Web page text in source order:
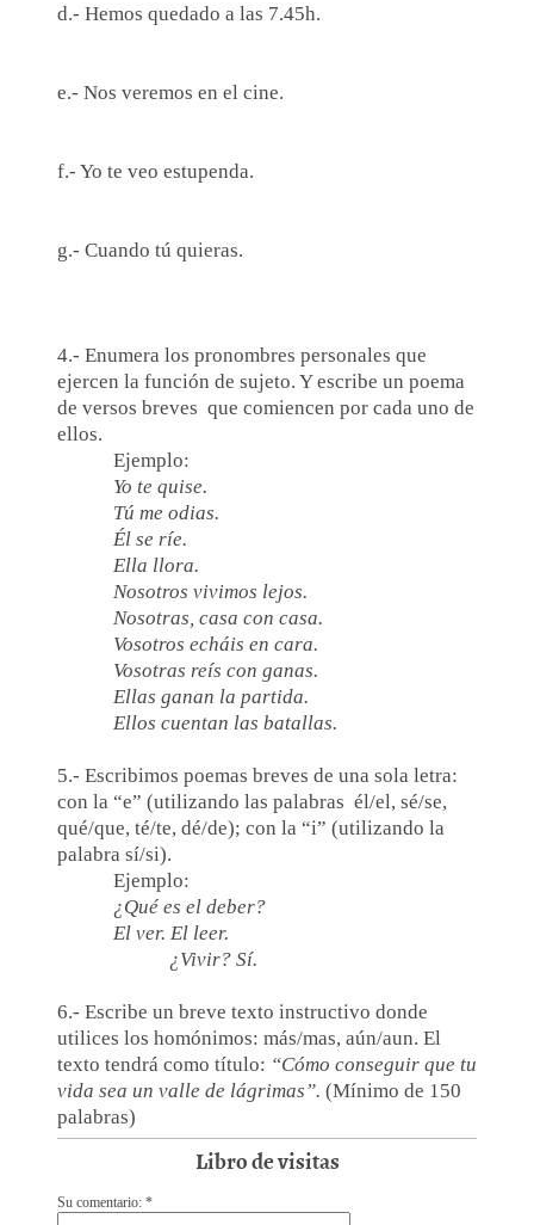
d.- Hemos quedado a las 7.45h.
e.- Nos veremos en el cine.
f.- Yo te veo estupenda.
g.- Cuando tú quieras.
4.- Enumera los pronombres personales que
ejercen la función de sujeto. Y escribe un poema
de versos breves que comiencen por cada uno de
ellos.
Ejemplo:
Yo te quise.
Tú me odias.
Él se ríe.
Ella llora.
Nosotros vivimos lejos.
Nosotras, casa con casa.
Vosotros echáis en cara.
Vosotras reís con ganas.
Ellas ganan la partida.
Ellos cuentan las batallas.
5.- Escribimos poemas breves de una sola letra:
con la “e” (utilizando las palabras él/el, sé/se,
qué/que, té/te, dé/de); con la “i” (utilizando la
palabra sí/si).
Ejemplo:
¿Qué es el deber?
El ver. El leer.
¿Vivir? Sí.
6.- Escribe un breve texto instructivo donde
utilices los homónimos: más/mas, aún/aun. El
texto tendrá como título: “Cómo conseguir que tu
vida sea un valle de lágrimas”. (Mínimo de 150
palabras)
Libro de visitas
Su comentario: *